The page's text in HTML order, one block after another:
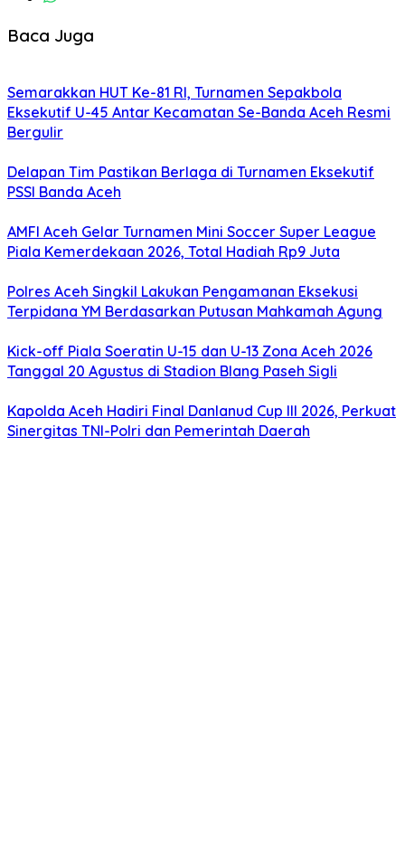
Baca Juga
Semarakkan HUT Ke-81 RI, Turnamen Sepakbola
Eksekutif U-45 Antar Kecamatan Se-Banda Aceh Resmi
Bergulir
Delapan Tim Pastikan Berlaga di Turnamen Eksekutif
PSSI Banda Aceh
AMFI Aceh Gelar Turnamen Mini Soccer Super League
Piala Kemerdekaan 2026, Total Hadiah Rp9 Juta
Polres Aceh Singkil Lakukan Pengamanan Eksekusi
Terpidana YM Berdasarkan Putusan Mahkamah Agung
Kick-off Piala Soeratin U-15 dan U-13 Zona Aceh 2026
Tanggal 20 Agustus di Stadion Blang Paseh Sigli
Kapolda Aceh Hadiri Final Danlanud Cup III 2026, Perkuat
Sinergitas TNI-Polri dan Pemerintah Daerah